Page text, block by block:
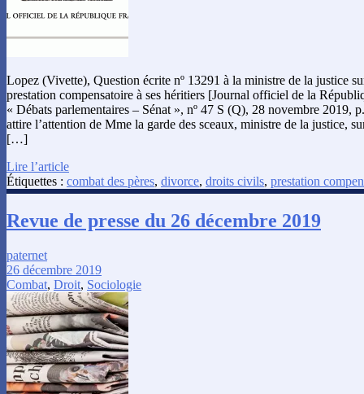
Lopez (Vivette), Question écrite nº 13291 à la ministre de la justice
prestation compensatoire à ses héritiers [Journal officiel de la
« Débats parlementaires – Sénat », nº 47 S (Q), 28 novembre 2019,
attire l’attention de Mme la garde des sceaux, ministre de la justice,
[…]
Lire l’article
Étiquettes : combat des pères, divorce, droits civils, prestation
Revue de presse du 26 décembre 2019
paternet
26 décembre 2019
Combat, Droit, Sociologie